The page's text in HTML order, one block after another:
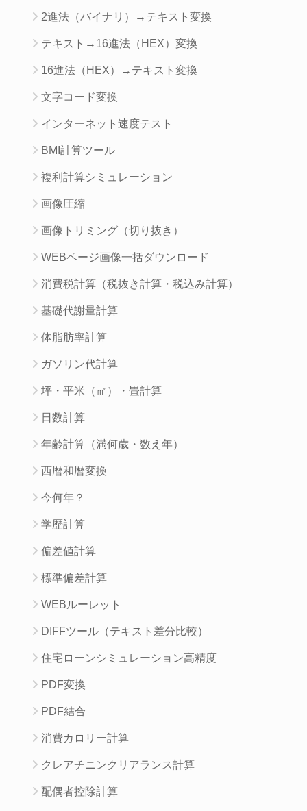
2進法（バイナリ）→テキスト変換
テキスト→16進法（HEX）変換
16進法（HEX）→テキスト変換
文字コード変換
インターネット速度テスト
BMI計算ツール
複利計算シミュレーション
画像圧縮
画像トリミング（切り抜き）
WEBページ画像一括ダウンロード
消費税計算（税抜き計算・税込み計算）
基礎代謝量計算
体脂肪率計算
ガソリン代計算
坪・平米（㎡）・畳計算
日数計算
年齢計算（満何歳・数え年）
西暦和暦変換
今何年？
学歴計算
偏差値計算
標準偏差計算
WEBルーレット
DIFFツール（テキスト差分比較）
住宅ローンシミュレーション高精度
PDF変換
PDF結合
消費カロリー計算
クレアチニンクリアランス計算
配偶者控除計算